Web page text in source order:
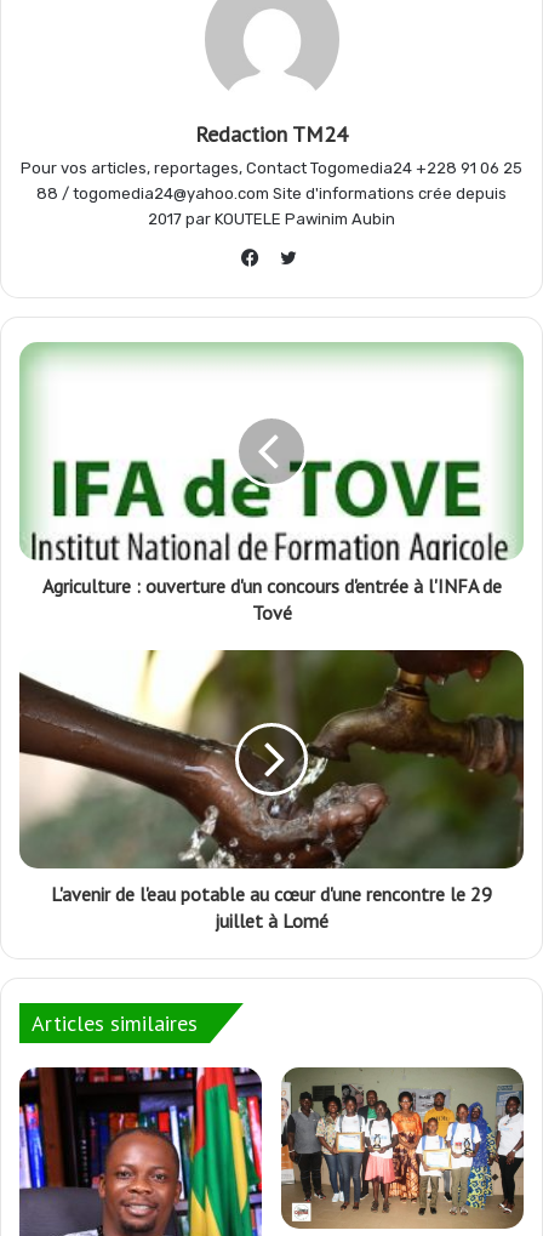
a
Redaction TM24
Pour vos articles, reportages, Contact Togomedia24 +228 91 06 25
88 / togomedia24@yahoo.com Site d'informations crée depuis
2017 par KOUTELE Pawinim Aubin
Twitter
Agriculture : ouverture d'un concours d'entrée à l'INFA de
Tové
L'avenir de l'eau potable au cœur d'une rencontre le 29
juillet à Lomé
Articles similaires